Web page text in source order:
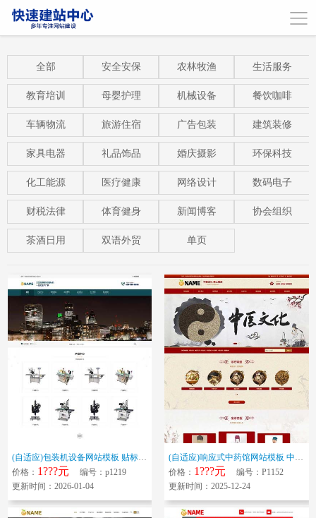
全部 安全安保 农林牧渔 生活服务
教育培训 母婴护理 机械设备 餐饮咖啡
车辆物流 旅游住宿 广告包装 建筑装修
家具电器 礼品饰品 婚庆摄影 环保科技
化工能源 医疗健康 网络设计 数码电子
财税法律 体育健身 新闻博客 协会组织
茶酒日用 双语外贸 单页
(自适应)包装机设备网站模板 贴标机网站源码下载
价格： 1???元 编号：p1219
更新时间：2026-01-04
(自适应)响应式中药馆网站模板 中医养生文化网站源码下载
价格： 1???元 编号：P1152
更新时间：2025-12-24